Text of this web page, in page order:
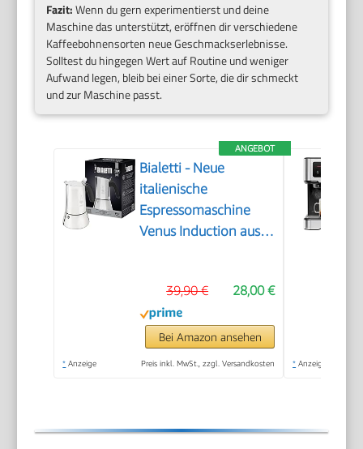
Fazit:Wenn du gern experimentierst und deine
Maschine das unterstützt, eröffnen dir verschiedene
Kaffeebohnensorten neue Geschmackserlebnisse.
Solltest du hingegen Wert auf Routine und weniger
Aufwand legen, bleib bei einer Sorte, die dir schmeckt
und zur Maschine passt.
ANGEBOT
Bialetti - Neue
italienische
Espressomaschine
Venus Induction aus
Tellern, 4
Kaffeetassen (170
ml), Silber
28,00 €
39,90 €
Bei Amazon ansehen
* Anzeige Preis inkl. MwSt., zzgl. Versandkosten * Anzeige